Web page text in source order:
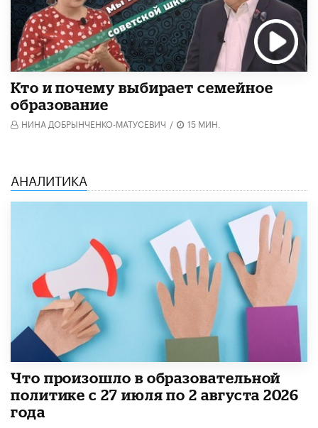
Кто и почему выбирает семейное
образование
НИНА ДОБРЫНЧЕНКО-МАТУСЕВИЧ / 15 МИН.
АНАЛИТИКА
​Что произошло в образовательной
политике с 27 июля по 2 августа 2026
года